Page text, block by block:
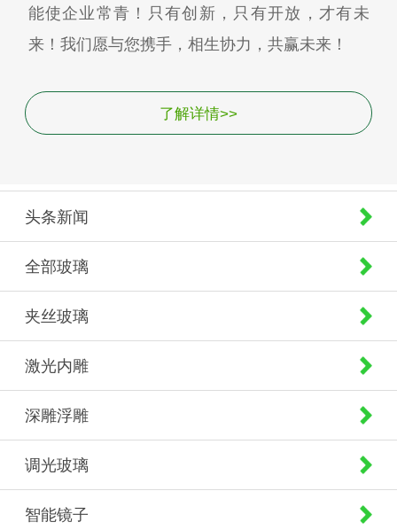
能使企业常青！只有创新，只有开放，才有未
来！我们愿与您携手，相生协力，共赢未来！
了解详情>>
头条新闻
全部玻璃
夹丝玻璃
激光内雕
深雕浮雕
调光玻璃
智能镜子